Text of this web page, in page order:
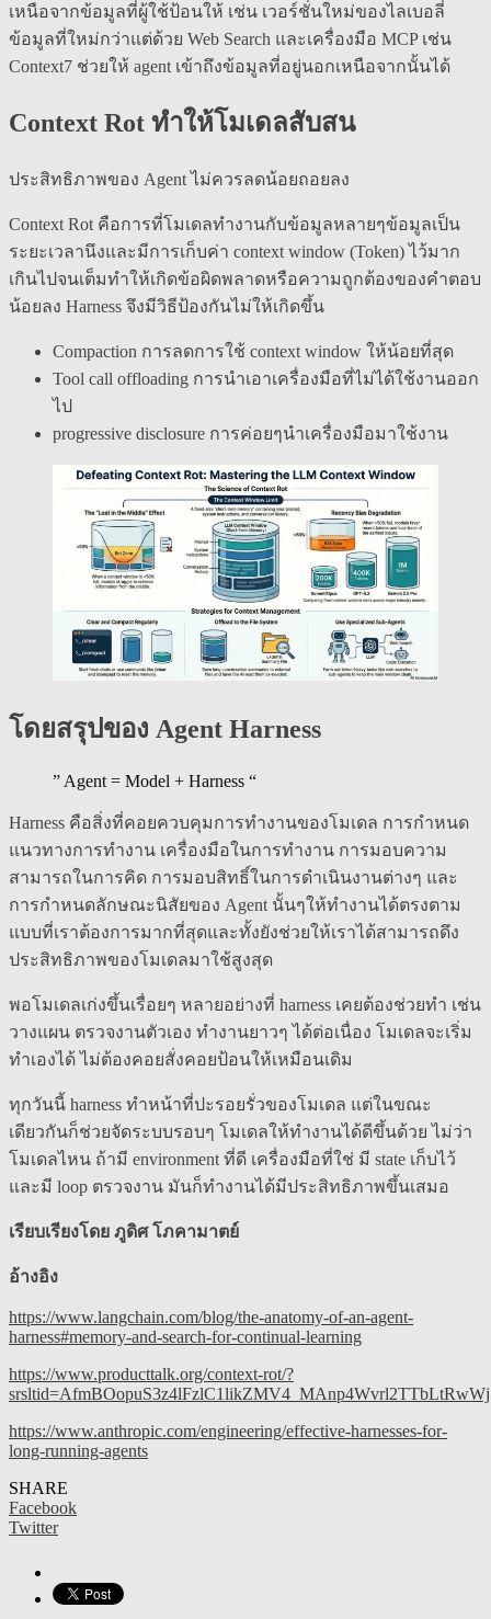
เหนือจากข้อมูลที่ผู้ใช้ป้อนให้ เช่น เวอร์ชั่นใหม่ของไลเบอลี่
ข้อมูลที่ใหม่กว่าแต่ด้วย Web Search และเครื่องมือ MCP เช่น
Context7 ช่วยให้ agent เข้าถึงข้อมูลที่อยู่นอกเหนือจากนั้นได้
Context Rot ทำให้โมเดลสับสน
ประสิทธิภาพของ Agent ไม่ควรลดน้อยถอยลง
Context Rot คือการที่โมเดลทำงานกับข้อมูลหลายๆข้อมูลเป็น
ระยะเวลานึงและมีการเก็บค่า context window (Token) ไว้มาก
เกินไปจนเต็มทำให้เกิดข้อผิดพลาดหรือความถูกต้องของคำตอบ
น้อยลง Harness จึงมีวิธีป้องกันไม่ให้เกิดขึ้น
Compaction การลดการใช้ context window ให้น้อยที่สุด
Tool call offloading การนำเอาเครื่องมือที่ไม่ได้ใช้งานออก
ไป
progressive disclosure การค่อยๆนำเครื่องมือมาใช้งาน
โดยสรุปของ Agent Harness
” Agent = Model + Harness “
Harness คือสิ่งที่คอยควบคุมการทำงานของโมเดล การกำหนด
แนวทางการทำงาน เครื่องมือในการทำงาน การมอบความ
สามารถในการคิด การมอบสิทธิ์ในการดำเนินงานต่างๆ และ
การกำหนดลักษณะนิสัยของ Agent นั้นๆให้ทำงานได้ตรงตาม
แบบที่เราต้องการมากที่สุดและทั้งยังช่วยให้เราได้สามารถดึง
ประสิทธิภาพของโมเดลมาใช้สูงสุด
พอโมเดลเก่งขึ้นเรื่อยๆ หลายอย่างที่ harness เคยต้องช่วยทำ เช่น
วางแผน ตรวจงานตัวเอง ทำงานยาวๆ ได้ต่อเนื่อง โมเดลจะเริ่ม
ทำเองได้ ไม่ต้องคอยสั่งคอยป้อนให้เหมือนเดิม
ทุกวันนี้ harness ทำหน้าที่ปะรอยรั่วของโมเดล แต่ในขณะ
เดียวกันก็ช่วยจัดระบบรอบๆ โมเดลให้ทำงานได้ดีขึ้นด้วย ไม่ว่า
โมเดลไหน ถ้ามี environment ที่ดี เครื่องมือที่ใช่ มี state เก็บไว้
และมี loop ตรวจงาน มันก็ทำงานได้มีประสิทธิภาพขึ้นเสมอ
เรียบเรียงโดย ภูดิศ โภคามาตย์
อ้างอิง
https://www.langchain.com/blog/the-anatomy-of-an-agent-
harness#memory-and-search-for-continual-learning
https://www.producttalk.org/context-rot/?
https://www.anthropic.com/engineering/effective-harnesses-for-
long-running-agents
SHARE
Facebook
Twitter